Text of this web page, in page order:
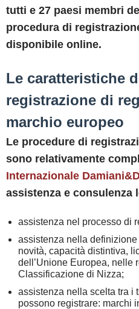
tutti e 27 paesi membri
procedura di
disponibile online.
Le caratteristiche
registrazione di
marchio europeo
Le procedure di
sono relativamente
Internazionale
assistenza e consulenza
assistenza nel processo di
assistenza nella
novità, capacità distintiva,
dell’Unione Europea, nelle
Classificazione di Nizza;
assistenza nella scelta tra i
possono registrare: marchi